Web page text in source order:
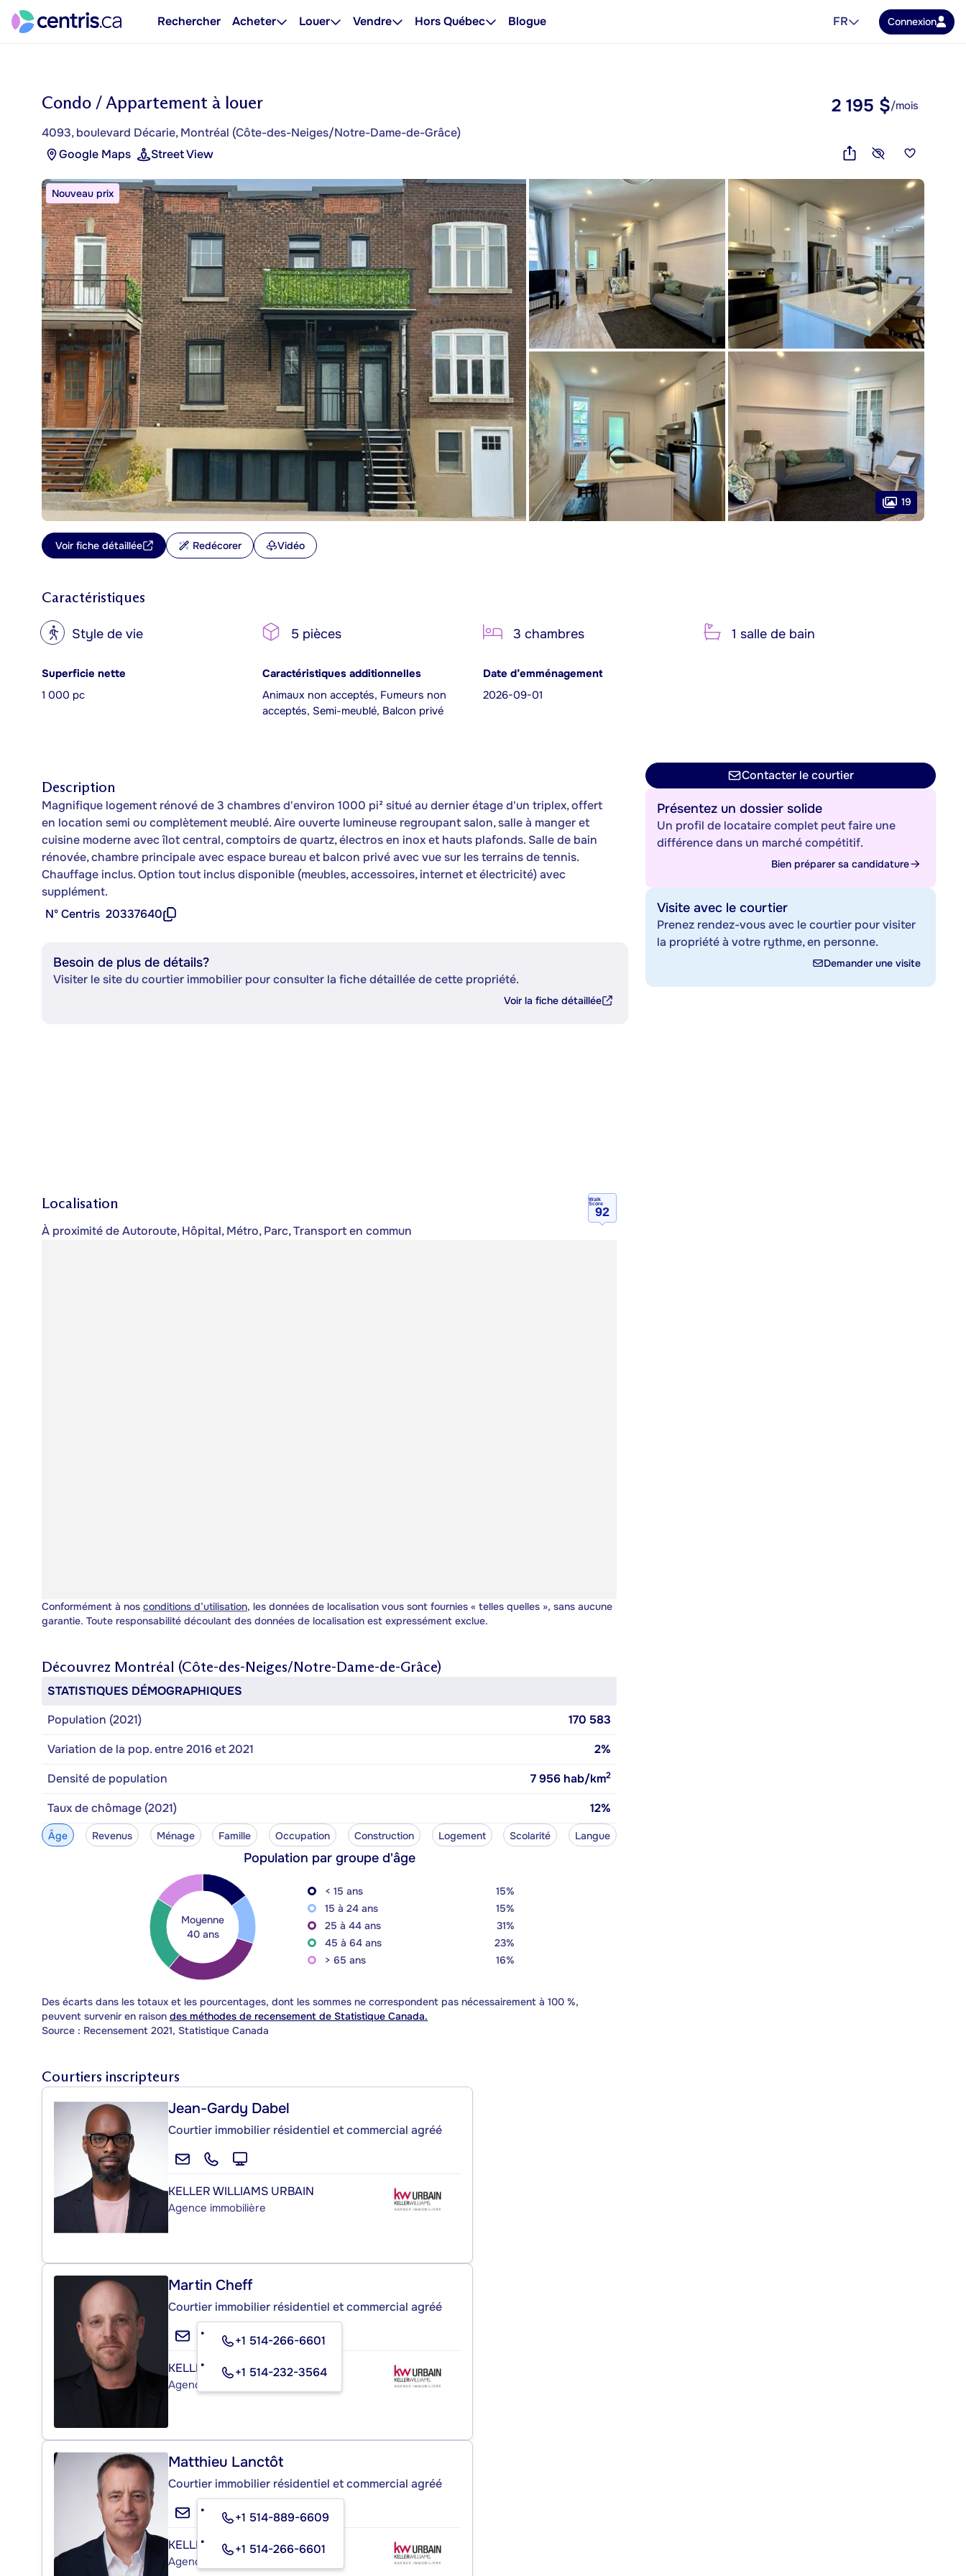
Rechercher Acheter Louer Vendre Hors Québec Blogue FR Connexion
Condo / Appartement à louer
4093, boulevard Décarie, Montréal (Côte-des-Neiges/Notre-Dame-de-Grâce)
Google Maps
Street View
2 195 $/mois
Nouveau prix
19
Voir fiche détaillée Redécorer Vidéo
Caractéristiques
? Style de vie 5 pièces 3 chambres 1 salle de bain
Superficie nette
1 000 pc
Caractéristiques additionnelles
Animaux non acceptés, Fumeurs non
acceptés, Semi-meublé, Balcon privé
Date d’emménagement
2026-09-01
Description
Magnifique logement rénové de 3 chambres d'environ 1000 pi² situé au dernier étage d'un triplex, offert
en location semi ou complètement meublé. Aire ouverte lumineuse regroupant salon, salle à manger et
cuisine moderne avec îlot central, comptoirs de quartz, électros en inox et hauts plafonds. Salle de bain
rénovée, chambre principale avec espace bureau et balcon privé avec vue sur les terrains de tennis.
Chauffage inclus. Option tout inclus disponible (meubles, accessoires, internet et électricité) avec
supplément.
Nº Centris 20337640
Besoin de plus de détails?
Visiter le site du courtier immobilier pour consulter la fiche détaillée de cette propriété.
Voir la fiche détaillée
Localisation
Walk
Score
92
À proximité de Autoroute, Hôpital, Métro, Parc, Transport en commun
Conformément à nos conditions d’utilisation, les données de localisation vous sont fournies « telles quelles », sans aucune
garantie. Toute responsabilité découlant des données de localisation est expressément exclue.
Découvrez Montréal (Côte-des-Neiges/Notre-Dame-de-Grâce)
STATISTIQUES DÉMOGRAPHIQUES
Population (2021)
170 583
Variation de la pop. entre 2016 et 2021
2%
Densité de population
7 956 hab/km2
Taux de chômage (2021) 12%
Âge Revenus Ménage Famille Occupation Construction Logement Scolarité Langue
Population par groupe d'âge
Moyenne
40 ans
< 15 ans
15%
15 à 24 ans
15%
25 à 44 ans
31%
45 à 64 ans
23%
> 65 ans
16%
Des écarts dans les totaux et les pourcentages, dont les sommes ne correspondent pas nécessairement à 100 %,
peuvent survenir en raison des méthodes de recensement de Statistique Canada.
Source : Recensement 2021, Statistique Canada
Courtiers inscripteurs
Jean-Gardy Dabel
Courtier immobilier résidentiel et commercial agréé
KELLER WILLIAMS URBAIN
Agence immobilière
Martin Cheff
Courtier immobilier résidentiel et commercial agréé
+1 514-266-6601
+1 514-232-3564
KELLER WILLIAMS URBAIN
Agence immobilière
Matthieu Lanctôt
Courtier immobilier résidentiel et commercial agréé
+1 514-889-6609
+1 514-266-6601
KELLER WILLIAMS URBAIN
Agence immobilière
Contacter le courtier
Présentez un dossier solide
Un profil de locataire complet peut faire une
différence dans un marché compétitif.
Bien préparer sa candidature
Visite avec le courtier
Prenez rendez-vous avec le courtier pour visiter
la propriété à votre rythme, en personne.
Demander une visite